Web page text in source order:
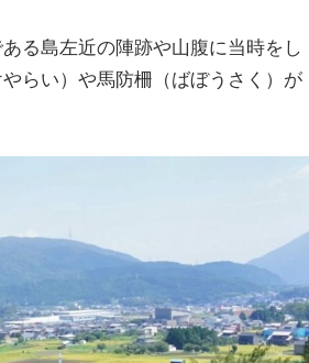
る島左近の陣跡や山腹に当時をし
らい）や馬防柵（ばぼうさく）が